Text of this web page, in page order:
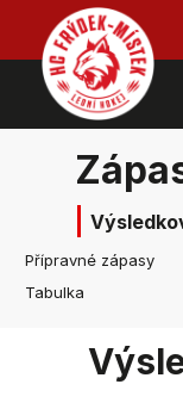
Přípravné zápasy
Tabulka